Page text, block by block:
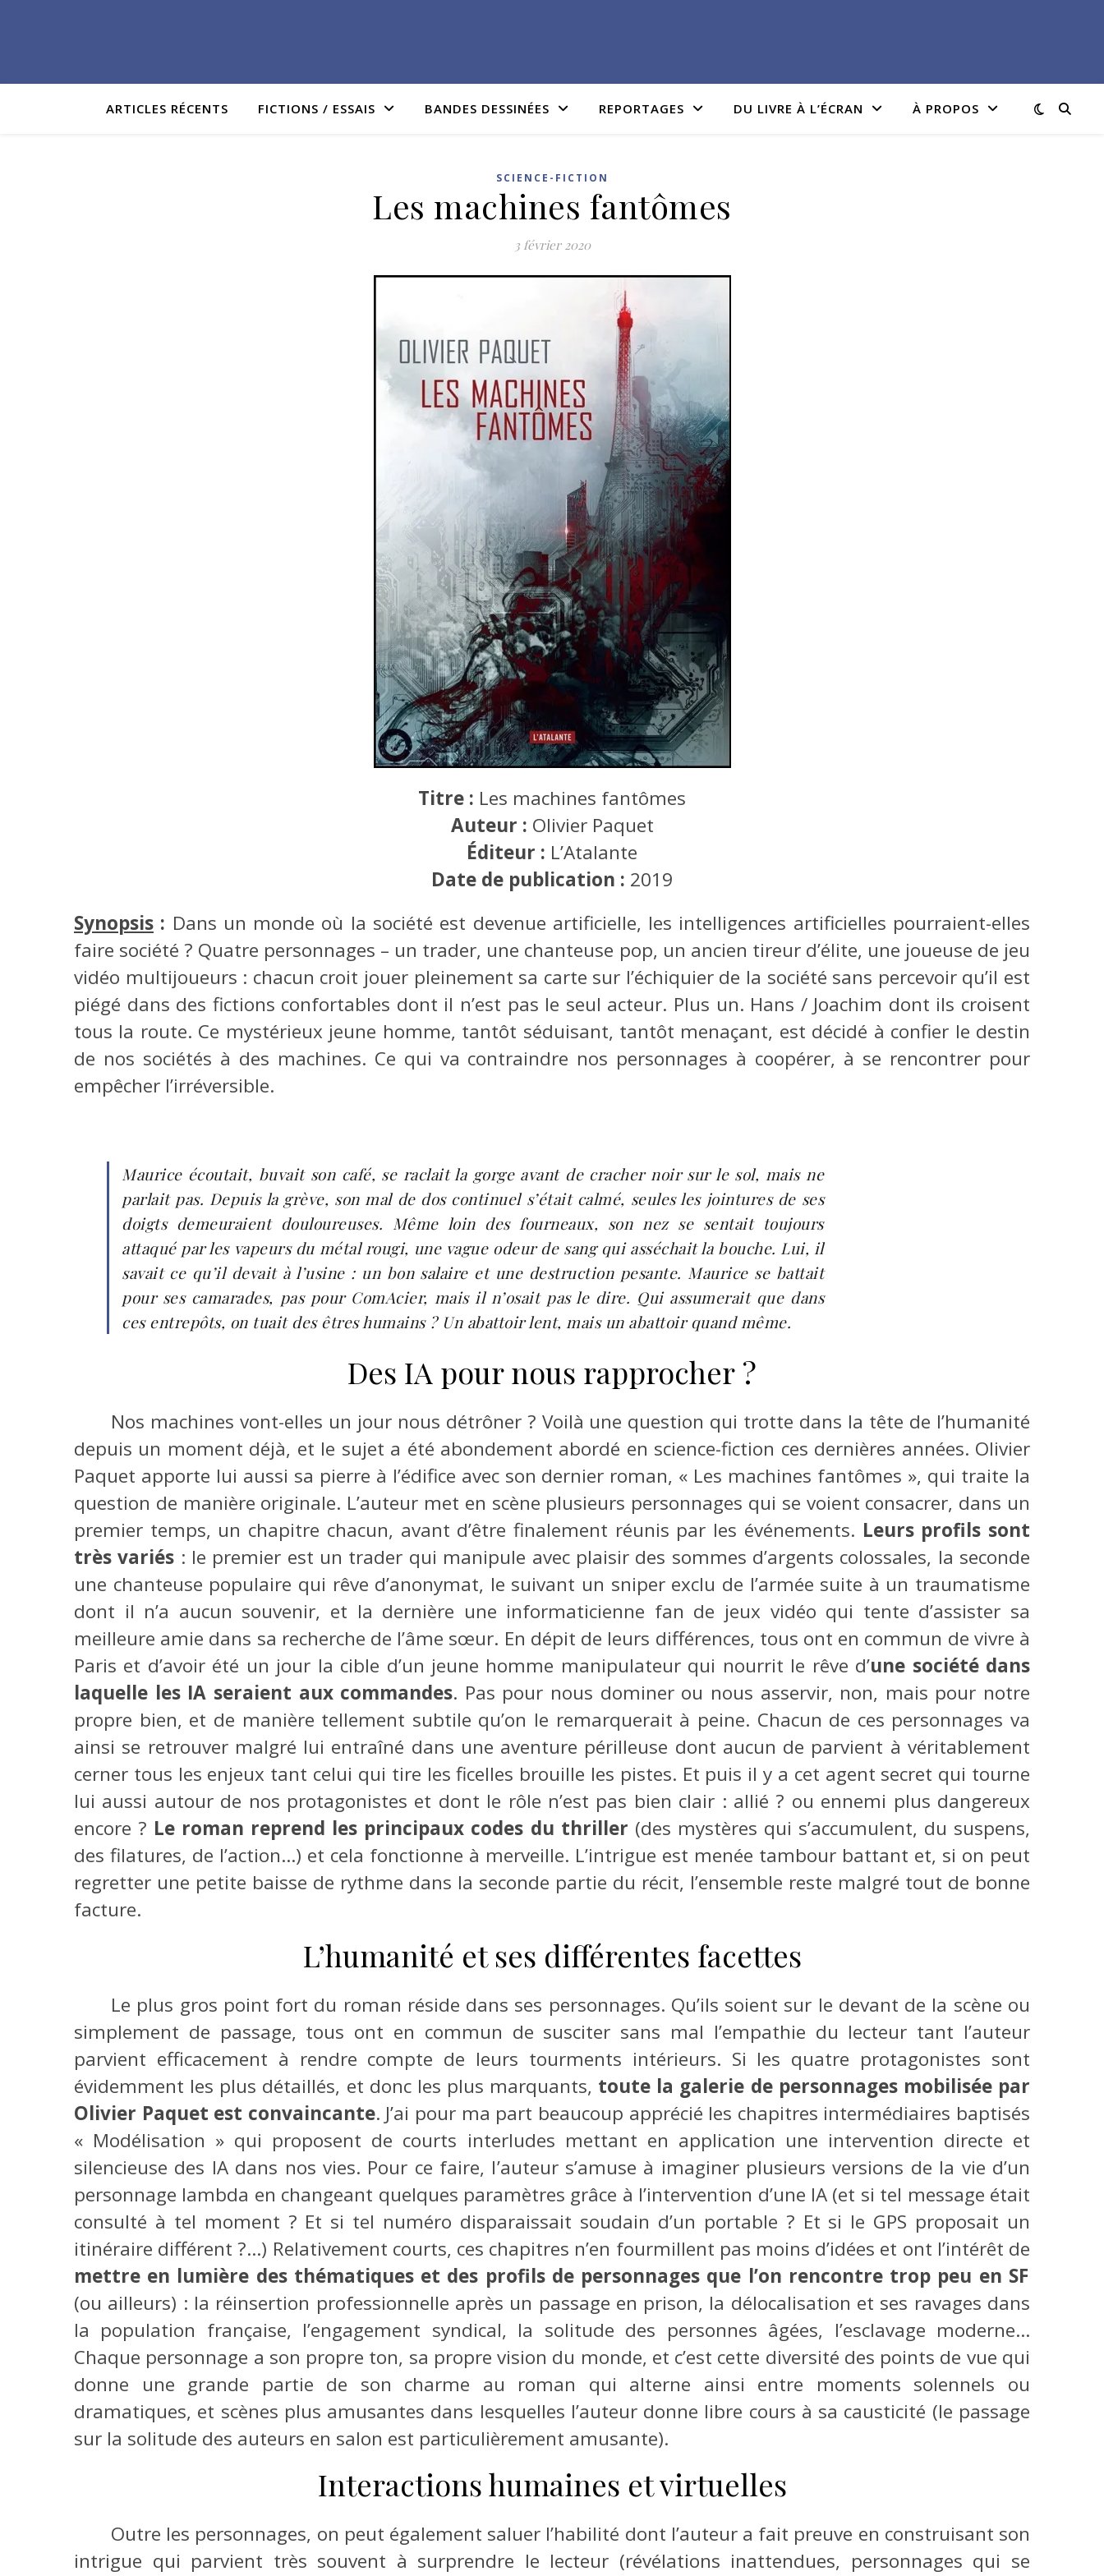
ARTICLES RÉCENTS FICTIONS / ESSAIS BANDES DESSINÉES REPORTAGES DU LIVRE À L’ÉCRAN À PROPOS
SCIENCE-FICTION
Les machines fantômes
3 février 2020
Titre : Les machines fantômes
Auteur : Olivier Paquet
Éditeur : L’Atalante
Date de publication : 2019
Synopsis : Dans un monde où la société est devenue artificielle, les intelligences artificielles pourraient-elles
faire société ? Quatre personnages – un trader, une chanteuse pop, un ancien tireur d’élite, une joueuse de jeu
vidéo multijoueurs : chacun croit jouer pleinement sa carte sur l’échiquier de la société sans percevoir qu’il est
piégé dans des fictions confortables dont il n’est pas le seul acteur. Plus un. Hans / Joachim dont ils croisent
tous la route. Ce mystérieux jeune homme, tantôt séduisant, tantôt menaçant, est décidé à confier le destin
de nos sociétés à des machines. Ce qui va contraindre nos personnages à coopérer, à se rencontrer pour
empêcher l’irréversible.
Maurice écoutait, buvait son café, se raclait la gorge avant de cracher noir sur le sol, mais ne
parlait pas. Depuis la grève, son mal de dos continuel s’était calmé, seules les jointures de ses
doigts demeuraient douloureuses. Même loin des fourneaux, son nez se sentait toujours
attaqué par les vapeurs du métal rougi, une vague odeur de sang qui asséchait la bouche. Lui, il
savait ce qu’il devait à l’usine : un bon salaire et une destruction pesante. Maurice se battait
pour ses camarades, pas pour ComAcier, mais il n’osait pas le dire. Qui assumerait que dans
ces entrepôts, on tuait des êtres humains ? Un abattoir lent, mais un abattoir quand même.
Des IA pour nous rapprocher ?
Nos machines vont-elles un jour nous détrôner ? Voilà une question qui trotte dans la tête de l’humanité
depuis un moment déjà, et le sujet a été abondement abordé en science-fiction ces dernières années. Olivier
Paquet apporte lui aussi sa pierre à l’édifice avec son dernier roman, « Les machines fantômes », qui traite la
question de manière originale. L’auteur met en scène plusieurs personnages qui se voient consacrer, dans un
premier temps, un chapitre chacun, avant d’être finalement réunis par les événements. Leurs profils sont
très variés : le premier est un trader qui manipule avec plaisir des sommes d’argents colossales, la seconde
une chanteuse populaire qui rêve d’anonymat, le suivant un sniper exclu de l’armée suite à un traumatisme
dont il n’a aucun souvenir, et la dernière une informaticienne fan de jeux vidéo qui tente d’assister sa
meilleure amie dans sa recherche de l’âme sœur. En dépit de leurs différences, tous ont en commun de vivre à
Paris et d’avoir été un jour la cible d’un jeune homme manipulateur qui nourrit le rêve d’une société dans
laquelle les IA seraient aux commandes. Pas pour nous dominer ou nous asservir, non, mais pour notre
propre bien, et de manière tellement subtile qu’on le remarquerait à peine. Chacun de ces personnages va
ainsi se retrouver malgré lui entraîné dans une aventure périlleuse dont aucun de parvient à véritablement
cerner tous les enjeux tant celui qui tire les ficelles brouille les pistes. Et puis il y a cet agent secret qui tourne
lui aussi autour de nos protagonistes et dont le rôle n’est pas bien clair : allié ? ou ennemi plus dangereux
encore ? Le roman reprend les principaux codes du thriller (des mystères qui s’accumulent, du suspens,
des filatures, de l’action…) et cela fonctionne à merveille. L’intrigue est menée tambour battant et, si on peut
regretter une petite baisse de rythme dans la seconde partie du récit, l’ensemble reste malgré tout de bonne
facture.
L’humanité et ses différentes facettes
Le plus gros point fort du roman réside dans ses personnages. Qu’ils soient sur le devant de la scène ou
simplement de passage, tous ont en commun de susciter sans mal l’empathie du lecteur tant l’auteur
parvient efficacement à rendre compte de leurs tourments intérieurs. Si les quatre protagonistes sont
évidemment les plus détaillés, et donc les plus marquants, toute la galerie de personnages mobilisée par
Olivier Paquet est convaincante. J’ai pour ma part beaucoup apprécié les chapitres intermédiaires baptisés
« Modélisation » qui proposent de courts interludes mettant en application une intervention directe et
silencieuse des IA dans nos vies. Pour ce faire, l’auteur s’amuse à imaginer plusieurs versions de la vie d’un
personnage lambda en changeant quelques paramètres grâce à l’intervention d’une IA (et si tel message était
consulté à tel moment ? Et si tel numéro disparaissait soudain d’un portable ? Et si le GPS proposait un
itinéraire différent ?…) Relativement courts, ces chapitres n’en fourmillent pas moins d’idées et ont l’intérêt de
mettre en lumière des thématiques et des profils de personnages que l’on rencontre trop peu en SF
(ou ailleurs) : la réinsertion professionnelle après un passage en prison, la délocalisation et ses ravages dans
la population française, l’engagement syndical, la solitude des personnes âgées, l’esclavage moderne…
Chaque personnage a son propre ton, sa propre vision du monde, et c’est cette diversité des points de vue qui
donne une grande partie de son charme au roman qui alterne ainsi entre moments solennels ou
dramatiques, et scènes plus amusantes dans lesquelles l’auteur donne libre cours à sa causticité (le passage
sur la solitude des auteurs en salon est particulièrement amusante).
Interactions humaines et virtuelles
Outre les personnages, on peut également saluer l’habilité dont l’auteur a fait preuve en construisant son
intrigue qui parvient très souvent à surprendre le lecteur (révélations inattendues, personnages qui se